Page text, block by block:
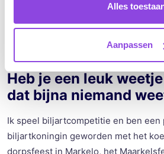
Alles
Aanpassen
eten, vervolgens een wandeling of
sluit ik de dag af op de bank met
Heb je een leuk
dat bijna niemand
Ik speel biljartcompetitie en ben een
biljartkoningin geworden met het
dorpsfeest in Markelo, het